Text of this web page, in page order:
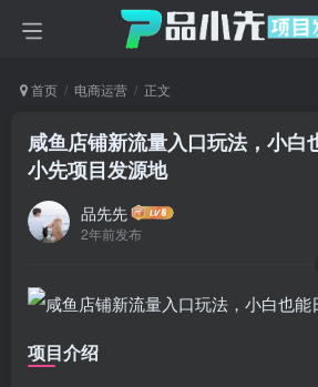
首页 电商运营 正文
咸鱼店铺新流量入口玩法，小白
小先项目发源地
品先先
2年前发布
项目介绍